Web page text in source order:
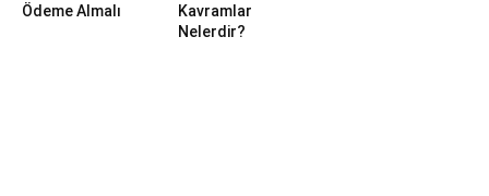
Ödeme Almalı
Kavramlar
Nelerdir?